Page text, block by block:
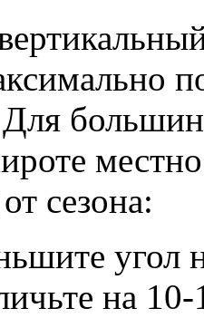
сезона:
угол
на 10-